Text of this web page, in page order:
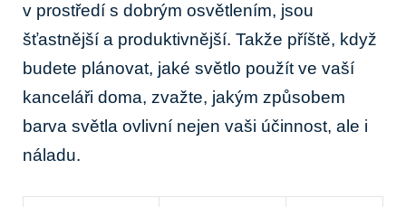
v prostředí s dobrým osvětlením, jsou
šťastnější a produktivnější. Takže příště, když
budete plánovat, jaké světlo použít ve vaší
kanceláři doma, zvažte, jakým způsobem
barva světla ovlivní nejen vaši účinnost, ale i
náladu.